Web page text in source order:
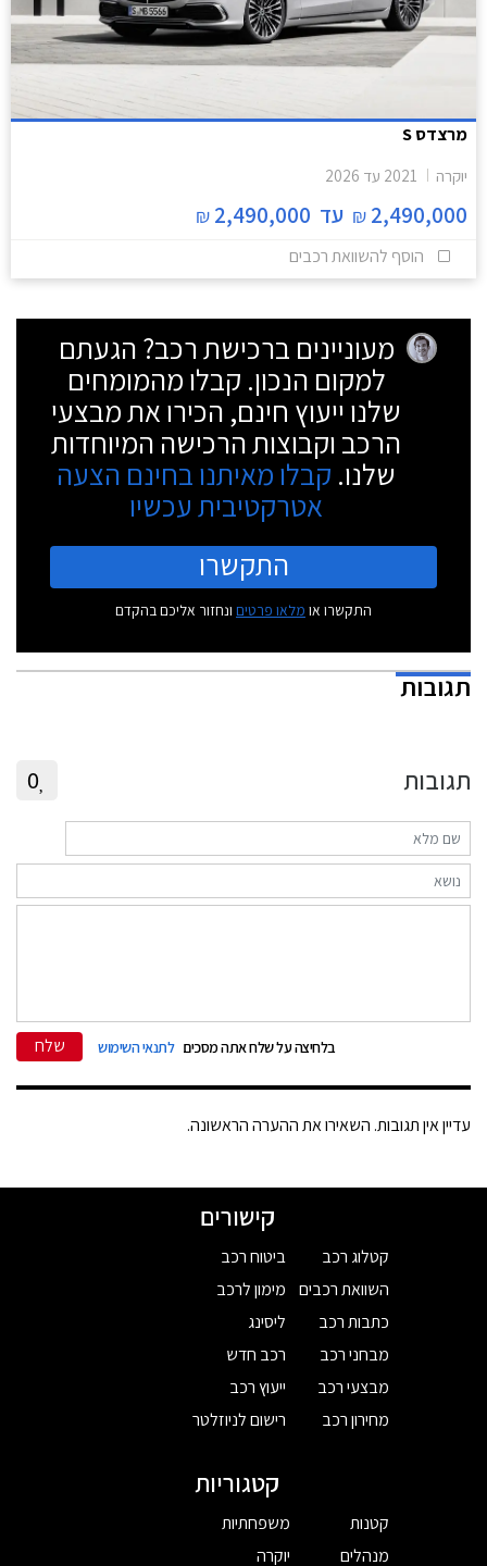
מרצדס S
יוקרה 2021 עד 2026
2,490,000
₪ עד 2,490,000
₪
הוסף להשוואת רכבים
מעוניינים ברכישת רכב? הגעתם
למקום הנכון. קבלו מהמומחים
שלנו ייעוץ חינם, הכירו את מבצעי
הרכב וקבוצות הרכישה המיוחדות
שלנו. קבלו מאיתנו בחינם הצעה
אטרקטיבית עכשיו
התקשרו
התקשרו או מלאו פרטים ונחזור אליכם בהקדם
תגובות
תגובות 0
בלחיצה על שלח אתה מסכים לתנאי השימוש שלח
עדיין אין תגובות. השאירו את ההערה הראשונה.
קישורים
קטלוג רכב
השוואת רכבים
כתבות רכב
מבחני רכב
מבצעי רכב
מחירון רכב
ביטוח רכב
מימון לרכב
ליסינג
רכב חדש
ייעוץ רכב
רישום לניוזלטר
קטגוריות
קטנות
מנהלים
משפחתיות
יוקרה